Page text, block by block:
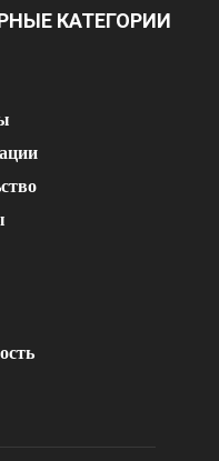
КАТЕГОРИИ